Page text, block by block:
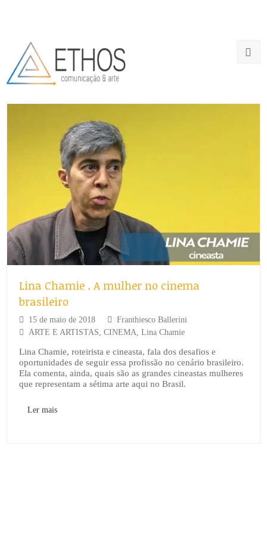
Lina Chamie . A mulher no cinema
brasileiro
15 de maio de 2018
Franthiesco Ballerini
ARTE E ARTISTAS ,CINEMA ,Lina Chamie
Lina Chamie, roteirista e cineasta, fala dos desafios e
oportunidades de seguir essa profissão no cenário brasileiro.
Ela comenta, ainda, quais são as grandes cineastas mulheres
que representam a sétima arte aqui no Brasil.
Ler mais